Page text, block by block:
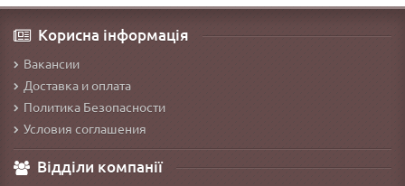
Корисна інформація
Вакансии
Доставка и оплата
Политика Безопасности
Условия соглашения
Відділи компанії